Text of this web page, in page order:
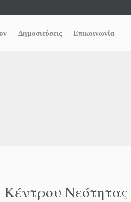
Δημοσιεύσεις Επικοινωνία